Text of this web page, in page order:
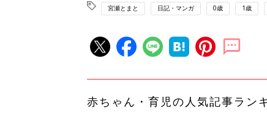
宮瀬とまと 日記・マンガ 0歳 1歳
赤ちゃん・育児の人気記事ラン